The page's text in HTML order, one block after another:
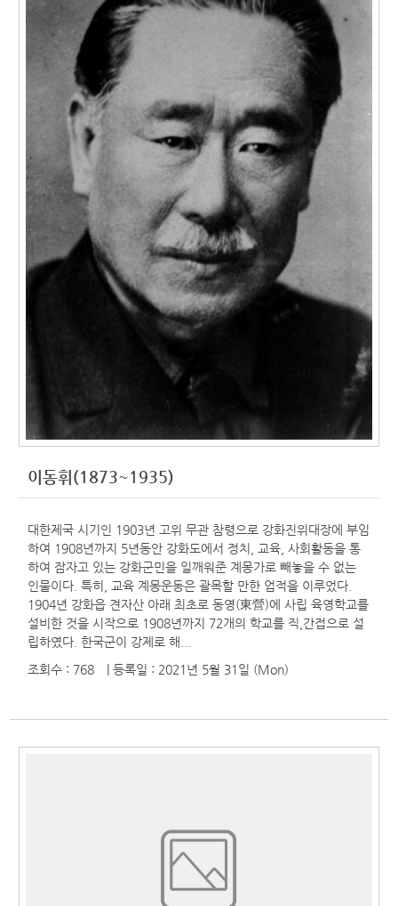
이동휘(1873~1935)
대한제국 시기인 1903년 고위 무관 참령으로 강화진위대장에 부임
하여 1908년까지 5년동안 강화도에서 정치, 교육, 사회활동을 통
하여 잠자고 있는 강화군민을 일깨워준 계몽가로 빼놓을 수 없는
인물이다. 특히, 교육 계몽운동은 괄목할 만한 업적을 이루었다.
1904년 강화읍 견자산 아래 최초로 동영(東營)에 사립 육영학교를
설비한 것을 시작으로 1908년까지 72개의 학교를 직,간접으로 설
립하였다. 한국군이 강제로 해...
조회수 : 768
| 등록일 : 2021년 5월 31일 (Mon)